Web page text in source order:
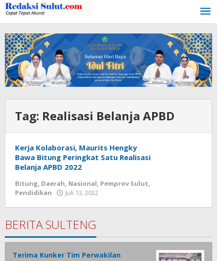
Lewati
ke
konten
Tag: Realisasi Belanja APBD
Kerja Kolaborasi, Maurits Hengky
Bawa Bitung Peringkat Satu Realisasi
Belanja APBD 2022
Bitung, Daerah, Nasional, Pemprov Sulut,
Pendidikan
Juli 13, 2022
BERITA SULTENG
Terima Kunker Tim Perwakilan